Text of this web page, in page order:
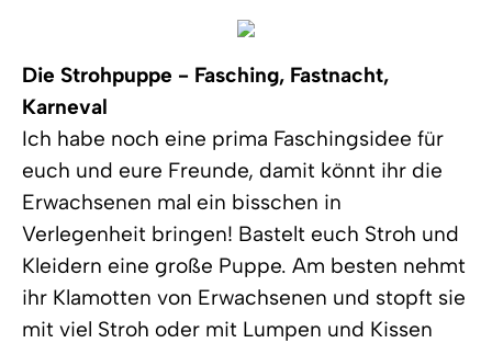
Die Strohpuppe - Fasching, Fastnacht,
Karneval
Ich habe noch eine prima Faschingsidee für
euch und eure Freunde, damit könnt ihr die
Erwachsenen mal ein bisschen in
Verlegenheit bringen! Bastelt euch Stroh und
Kleidern eine große Puppe. Am besten nehmt
ihr Klamotten von Erwachsenen und stopft sie
mit viel Stroh oder mit Lumpen und Kissen